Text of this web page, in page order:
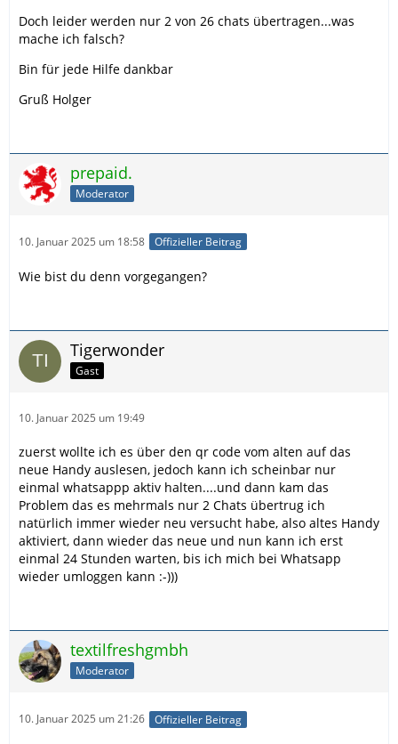
Doch leider werden nur 2 von 26 chats übertragen...was
mache ich falsch?
Bin für jede Hilfe dankbar
Gruß Holger
prepaid.
Moderator
10. Januar 2025 um 18:58 Offizieller Beitrag
Wie bist du denn vorgegangen?
Tigerwonder
Gast
10. Januar 2025 um 19:49
zuerst wollte ich es über den qr code vom alten auf das
neue Handy auslesen, jedoch kann ich scheinbar nur
einmal whatsappp aktiv halten....und dann kam das
Problem das es mehrmals nur 2 Chats übertrug ich
natürlich immer wieder neu versucht habe, also altes Handy
aktiviert, dann wieder das neue und nun kann ich erst
einmal 24 Stunden warten, bis ich mich bei Whatsapp
wieder umloggen kann :-)))
textilfreshgmbh
Moderator
10. Januar 2025 um 21:26 Offizieller Beitrag